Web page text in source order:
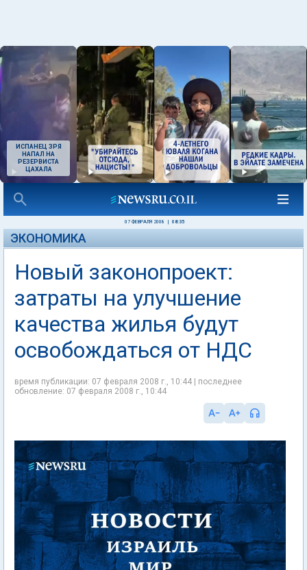
ИСПАНЕЦ ЗРЯ
НАПАЛ НА
РЕЗЕРВИСТА
ЦАХАЛА
07 ФЕВРАЛЯ 2008 08:35
ЭКОНОМИКА
Новый законопроект:
затраты на улучшение
качества жилья будут
освобождаться от НДС
время публикации: 07 февраля 2008 г., 10:44 | последнее
обновление: 07 февраля 2008 г., 10:44